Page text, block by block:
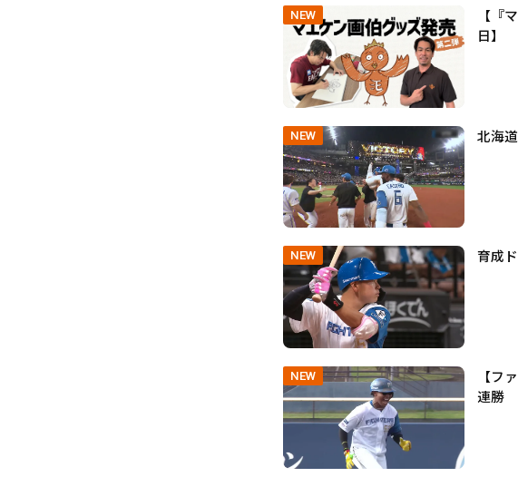
NEW
【『
日】
NEW 北海
NEW 育成
NEW
【フ
連勝